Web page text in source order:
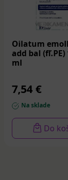
Oilatum
add bal (fľ.PE)
ml
7,54 €
Na sklade
Do